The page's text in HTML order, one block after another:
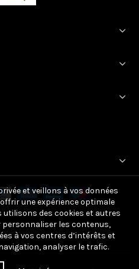
et veillons à vos données
une expérience optimale
utilisons des cookies et autres
les contenus,
à vos centres d’intérêts et
analyser le trafic.